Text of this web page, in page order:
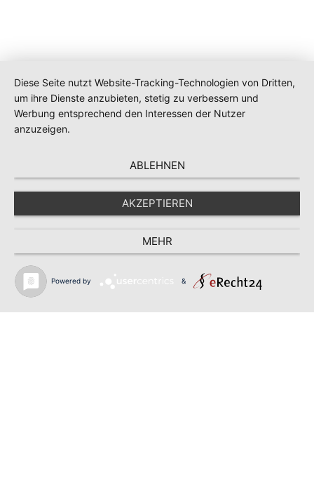
Diese Seite nutzt Website-Tracking-Technologien von Dritten,
um ihre Dienste anzubieten, stetig zu verbessern und
Werbung entsprechend den Interessen der Nutzer
anzuzeigen.
ABLEHNEN
AKZEPTIEREN
MEHR
Powered by &